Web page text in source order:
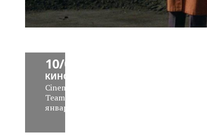
News
Block
10/01/15
Cinemaholics
Team
января 2015
КИНО